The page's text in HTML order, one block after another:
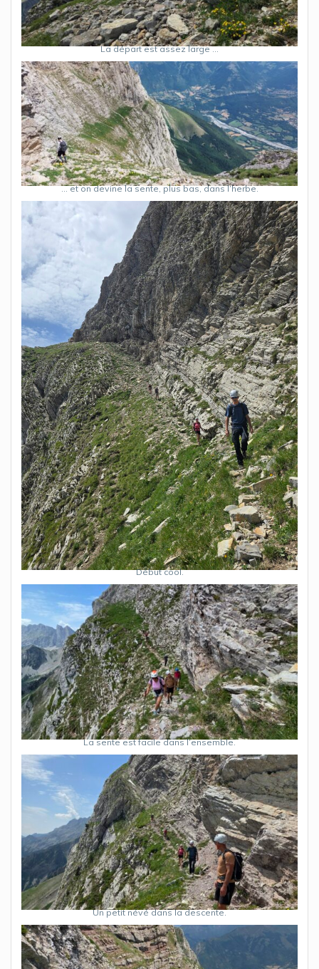
La départ est assez large …
… et on devine la sente, plus bas, dans l’herbe.
Début cool.
La sente est facile dans l’ensemble.
Un petit névé dans la descente.